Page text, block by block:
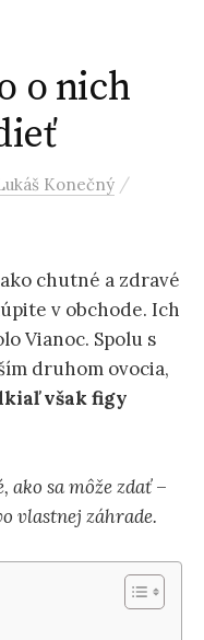
o nich
Konečný /
chutné a zdravé
v obchode. Ich
Vianoc. Spolu s
druhom ovocia,
však figy
ako sa môže zdať–
vlastnej záhrade.